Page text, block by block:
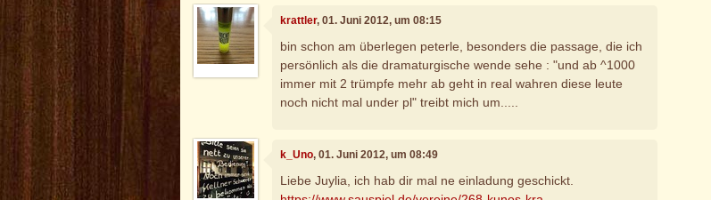
krattler, 01. Juni 2012, um 08:15
bin schon am überlegen peterle, besonders die passage, die ich
persönlich als die dramaturgische wende sehe : "und ab ^1000
immer mit 2 trümpfe mehr ab geht in real wahren diese leute
noch nicht mal under pl" treibt mich um.....
k_Uno, 01. Juni 2012, um 08:49
Liebe Juylia, ich hab dir mal ne einladung geschickt.